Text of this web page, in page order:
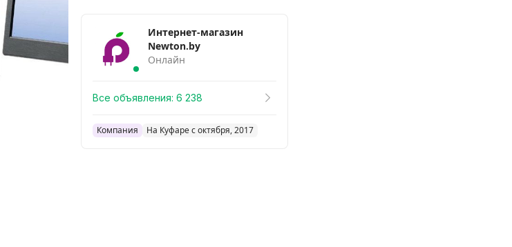
Интернет-магазин
Newton.by
Онлайн
Все объявления: 6 238
Компания На Куфаре с октября, 2017